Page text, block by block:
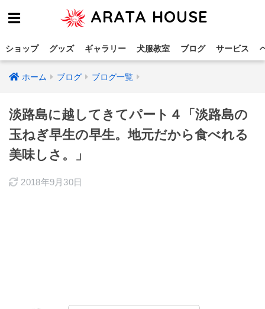
ARATA HOUSE
ショップ グッズ ギャラリー 犬服教室 ブログ サービス
ホーム ブログ ブログ一覧
淡路島に越してきてパート４「淡路島の
玉ねぎ早生の早生。地元だから食べれる
美味しさ。」
2018年9月30日